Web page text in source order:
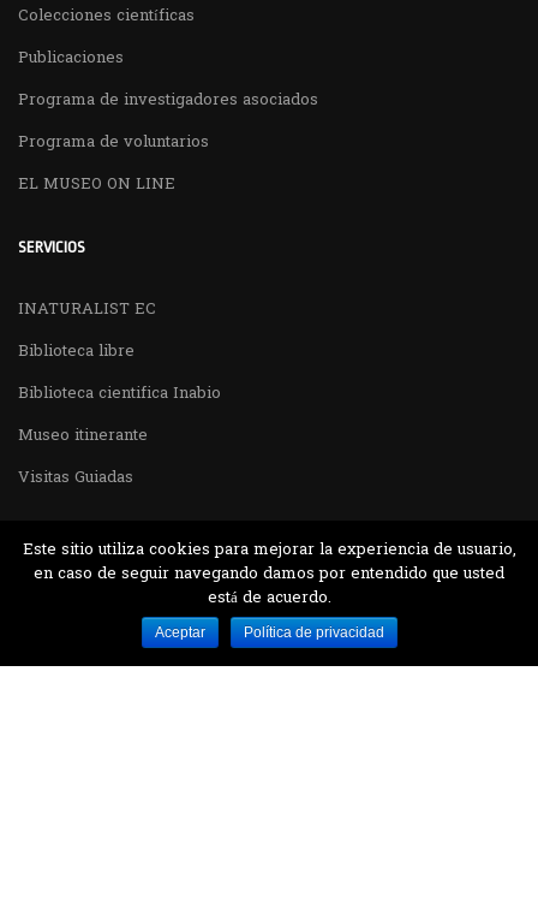
Colecciones científicas
Publicaciones
Programa de investigadores asociados
Programa de voluntarios
EL MUSEO ON LINE
SERVICIOS
INATURALIST EC
Biblioteca libre
Biblioteca cientifica Inabio
Museo itinerante
Visitas Guiadas
Desarrollado por MJTEC.
Este sitio utiliza cookies para mejorar la experiencia de usuario,
en caso de seguir navegando damos por entendido que usted
está de acuerdo.
Aceptar Política de privacidad